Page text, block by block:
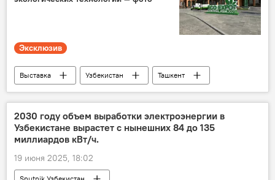
Эксклюзив
Выставка Узбекистан
Ташкент
экология
технологии
эксклюзив
Общество
Центральная Азия
искусственный интеллект
IT-технологии
2030 году объем выработки электроэнергии в
Узбекистане вырастет с нынешних 84 до 135
миллиардов кВт/ч.
19 июня 2025, 18:02